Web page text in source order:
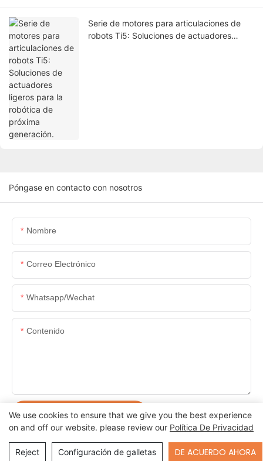
Serie de motores para articulaciones de
robots Ti5: Soluciones de actuadores
Póngase en contacto con nosotros
Nombre
Correo Electrónico
Whatsapp/wechat
Contenido
ENVIAR CONSULTA AHORA
Send Inquiry
We use cookies to ensure that we give you the best experience
on and off our website. please review our Política De Privacidad
Reject Configuración de galletas DE ACUERDO AHORA